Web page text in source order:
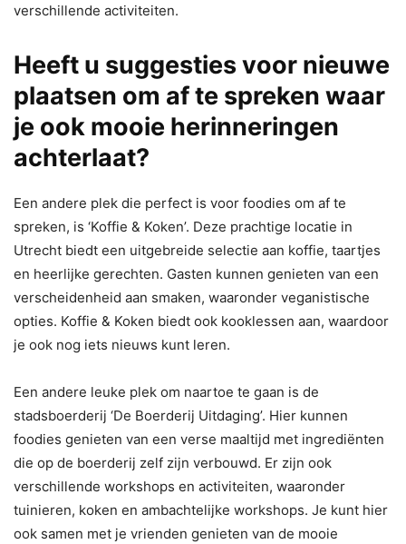
verschillende activiteiten.
Heeft u suggesties voor nieuwe
plaatsen om af te spreken waar
je ook mooie herinneringen
achterlaat?
Een andere plek die perfect is voor foodies om af te
spreken, is ‘Koffie & Koken’. Deze prachtige locatie in
Utrecht biedt een uitgebreide selectie aan koffie, taartjes
en heerlijke gerechten. Gasten kunnen genieten van een
verscheidenheid aan smaken, waaronder veganistische
opties. Koffie & Koken biedt ook kooklessen aan, waardoor
je ook nog iets nieuws kunt leren.
Een andere leuke plek om naartoe te gaan is de
stadsboerderij ‘De Boerderij Uitdaging’. Hier kunnen
foodies genieten van een verse maaltijd met ingrediënten
die op de boerderij zelf zijn verbouwd. Er zijn ook
verschillende workshops en activiteiten, waaronder
tuinieren, koken en ambachtelijke workshops. Je kunt hier
ook samen met je vrienden genieten van de mooie